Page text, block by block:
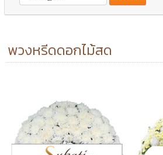
พวงหรีดดอกไม้สด